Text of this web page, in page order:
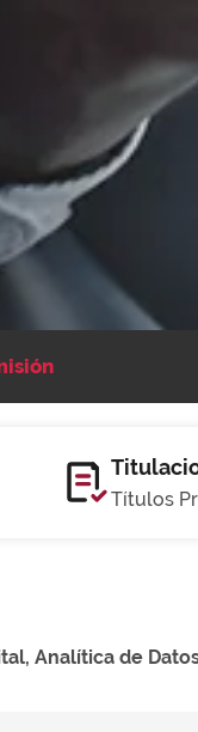
Títulos
Analítica de